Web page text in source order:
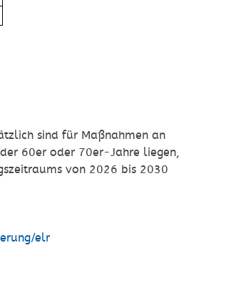
sind für Maßnahmen an
60er oder 70er-Jahre liegen,
von 2026 bis 2030
elr